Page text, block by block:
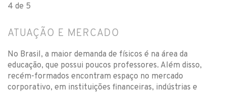
4 de 5
ATUAÇÃO E MERCADO
No Brasil, a maior demanda de físicos é na área da
educação, que possui poucos professores. Além disso,
recém-formados encontram espaço no mercado
corporativo, em instituições financeiras, indústrias e